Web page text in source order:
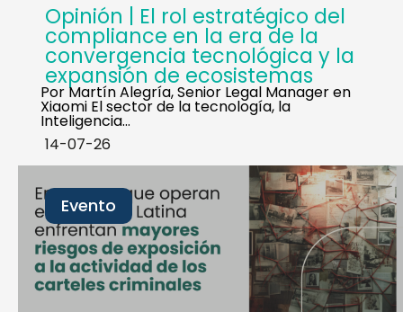
Opinión | El rol estratégico del
compliance en la era de la
convergencia tecnológica y la
expansión de ecosistemas
14-07-26
Por Martín Alegría, Senior Legal Manager en
Xiaomi El sector de la tecnología, la
Inteligencia…
Evento